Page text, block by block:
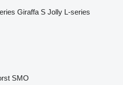
Giraffa S Jolly L-series
SMO